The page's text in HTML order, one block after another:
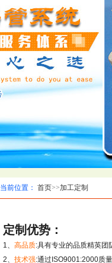
当前位置： 首页>>加工定制
定制优势：
1、 高品质:具有专业的品质精英团
2、 技术强:通过ISO9001:2000质